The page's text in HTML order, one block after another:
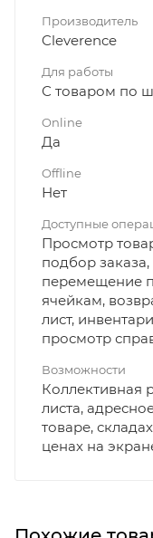
Производитель
Cleverence
Для работы
С товаром по
Online
Да
Offline
Нет
Доступные
Просмотр
подбор
перемещение
ячейкам,
лист,
просмотр
Возможности
Коллективная
листа,
товаре,
ценах на